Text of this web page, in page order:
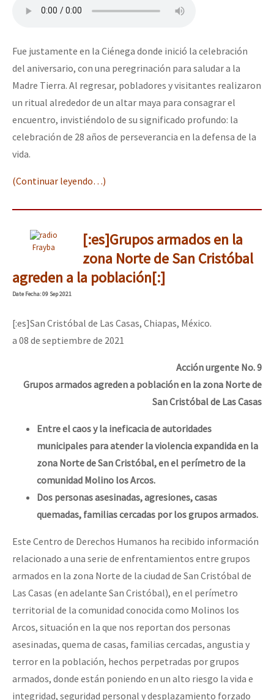
Fue justamente en la Ciénega donde inició la celebración
del aniversario, con una peregrinación para saludar a la
Madre Tierra. Al regresar, pobladores y visitantes realizaron
un ritual alrededor de un altar maya para consagrar el
encuentro, invistiéndolo de su significado profundo: la
celebración de 28 años de perseverancia en la defensa de la
vida.
(Continuar leyendo…)
Frayba
[:es]Grupos armados en la
zona Norte de San Cristóbal
agreden a la población[:]
DateFecha: 09 Sep 2021
[:es]San Cristóbal de Las Casas, Chiapas, México.
a 08 de septiembre de 2021
Acción urgente No. 9
Grupos armados agreden a población en la zona Norte de
San Cristóbal de Las Casas
Entre el caos y la ineficacia de autoridades
municipales para atender la violencia expandida en la
zona Norte de San Cristóbal, en el perímetro de la
comunidad Molino los Arcos.
Dos personas asesinadas, agresiones, casas
quemadas, familias cercadas por los grupos armados.
Este Centro de Derechos Humanos ha recibido información
relacionado a una serie de enfrentamientos entre grupos
armados en la zona Norte de la ciudad de San Cristóbal de
Las Casas (en adelante San Cristóbal), en el perímetro
territorial de la comunidad conocida como Molinos los
Arcos, situación en la que nos reportan dos personas
asesinadas, quema de casas, familias cercadas, angustia y
terror en la población, hechos perpetradas por grupos
armados, donde están poniendo en un alto riesgo la vida e
integridad, seguridad personal y desplazamiento forzado